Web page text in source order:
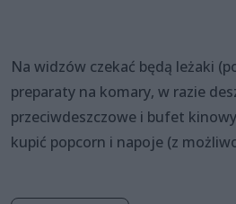
Na widzów czekać będą leżaki
preparaty na komary, w razie
przeciwdeszczowe i bufet
kupić popcorn i napoje (z